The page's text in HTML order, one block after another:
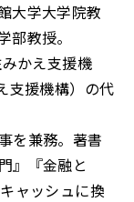
大学大学院教
教授。
かえ支援機
支援機構）の代
を兼務。著書
』『金融と
ャッシュに換